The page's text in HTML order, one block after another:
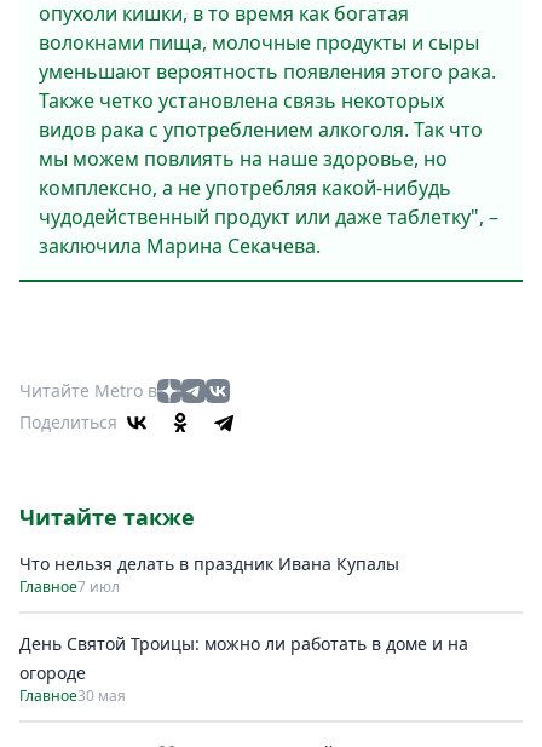
опухоли кишки, в то время как богатая
волокнами пища, молочные продукты и сыры
уменьшают вероятность появления этого рака.
Также четко установлена связь некоторых
видов рака с употреблением алкоголя. Так что
мы можем повлиять на наше здоровье, но
комплексно, а не употребляя какой-нибудь
чудодейственный продукт или даже таблетку", –
заключила Марина Секачева.
Читайте Metro в
Поделиться
Читайте также
Что нельзя делать в праздник Ивана Купалы
Главное7 июл
День Святой Троицы: можно ли работать в доме и на
огороде
Главное30 мая